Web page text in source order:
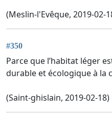
(Meslin-l'Evêque, 2019-02-
#350
Parce que l’habitat léger
durable et écologique à la
(Saint-ghislain, 2019-02-18)